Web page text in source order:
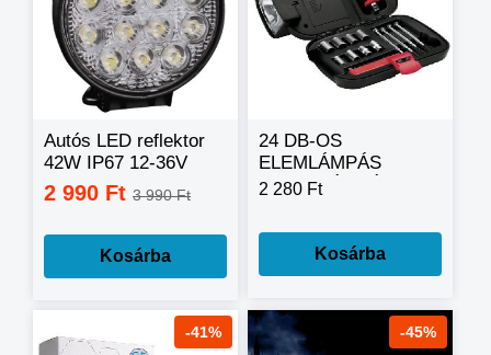
Autós LED reflektor
42W IP67 12-36V
kör
2 990 Ft 3 990 Ft
Kosárba
24 DB-OS
ELEMLÁMPÁS
SZERSZÁMKÉSZLET
2 280 Ft
Kosárba
-41% -45%